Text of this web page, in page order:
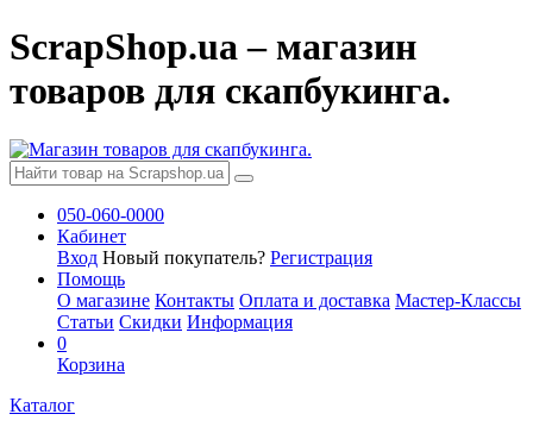
ScrapShop.ua – магазин
товаров для скапбукинга.
050-060-0000
Кабинет
Вход Новый покупатель? Регистрация
Помощь
О магазине Контакты Оплата и доставка Мастер-Классы
Статьи Скидки Информация
0
Корзина
Каталог